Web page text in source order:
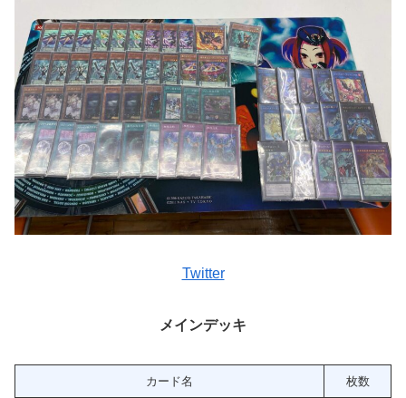
Twitter
メインデッキ
カード名 枚数